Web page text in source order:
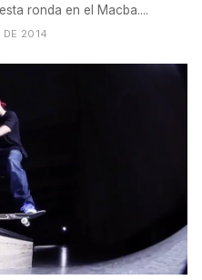
ronda en el Macba....
DE 2014